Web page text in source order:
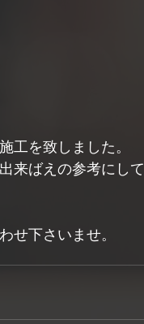
工を致しました。
来ばえの参考にして
せ下さいませ。